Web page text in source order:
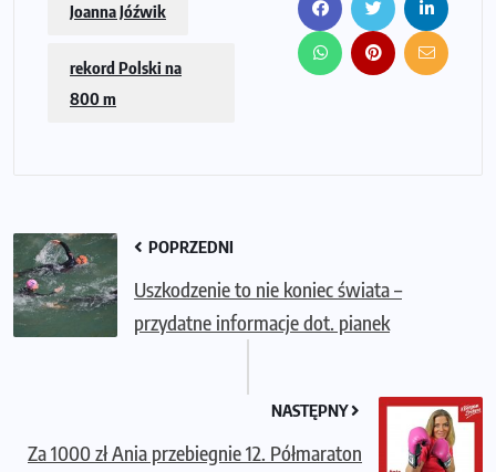
Joanna Jóźwik
rekord Polski na
800 m
POPRZEDNI
Uszkodzenie to nie koniec świata –
przydatne informacje dot. pianek
NASTĘPNY
Za 1000 zł Ania przebiegnie 12. Półmaraton